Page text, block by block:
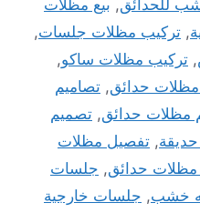
للحدائق, بيع مظلات
, تركيب مظلات جلسات,
, تركيب مظلات ساكو,
حدائق, تصاميم
مظلات حدائق, تصميم
, تفصيل مظلات
حدائق, جلسات
خشب, جلسات خارجية